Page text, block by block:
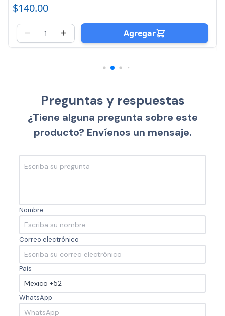
$140.00
Agregar
Preguntas y respuestas
¿Tiene alguna pregunta sobre este
producto? Envíenos un mensaje.
Nombre
Correo electrónico
País
WhatsApp